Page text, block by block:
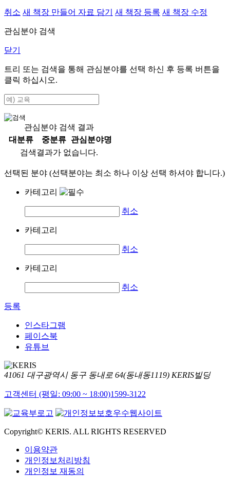
취소 새 책장 만들어 자료 담기 새 책장 등록 새 책장 수정
관심분야 검색
닫기
트리 또는 검색을 통해 관심분야를 선택 하신 후 등록 버튼을
클릭 하십시오.
관심분야 검색 결과
대분류
중분류
관심분야명
검색결과가 없습니다.
선택된 분야 (선택분야는 최소 하나 이상 선택 하셔야 합니다.)
카테고리
취소
카테고리
취소
카테고리
취소
등록
인스타그램
페이스북
유튜브
41061 대구광역시 동구 동내로 64(동내동1119) KERIS빌딩
고객센터 (평일: 09:00 ~ 18:00)1599-3122
Copyright© KERIS. ALL RIGHTS RESERVED
이용약관
개인정보처리방침
개인정보 재동의